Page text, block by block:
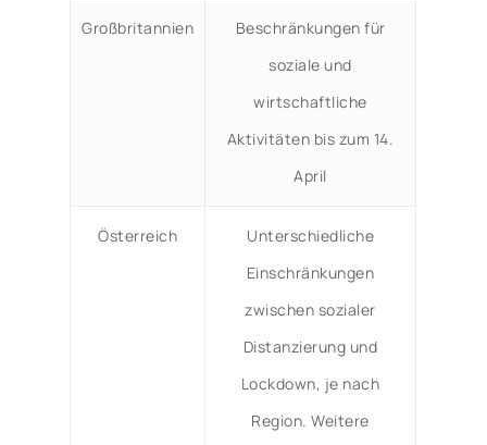
Großbritannien
Beschränkungen für
soziale und
wirtschaftliche
Aktivitäten bis zum 14.
April
Österreich
Unterschiedliche
Einschränkungen
zwischen sozialer
Distanzierung und
Lockdown, je nach
Region. Weitere